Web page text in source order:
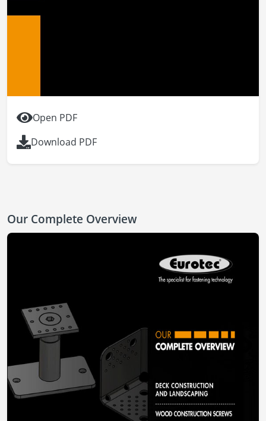
Open PDF
Download PDF
Our Complete Overview